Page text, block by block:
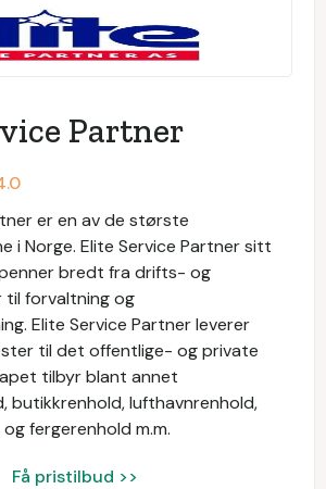
Partner
er en av de største
i Norge. Elite Service Partner sitt
bredt fra drifts- og
forvaltning og
Elite Service Partner leverer
til det offentlige- og private
tilbyr blant annet
butikkrenhold, lufthavnrenhold,
fergerenhold m.m.
Få pristilbud >>